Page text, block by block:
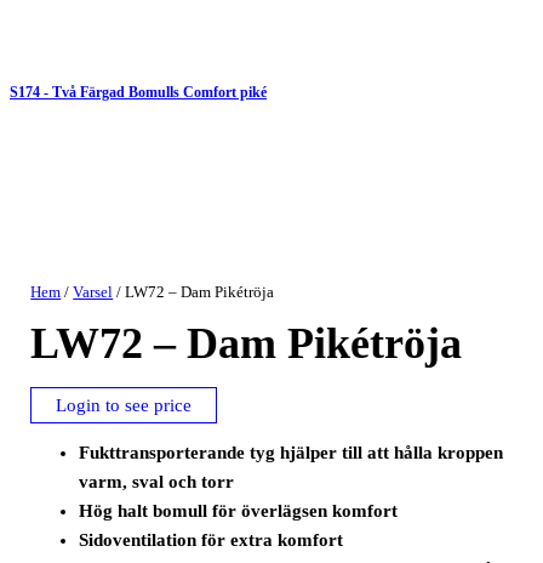
S174 - Två Färgad Bomulls Comfort piké
Hem /Varsel / LW72 – Dam Pikétröja
LW72 – Dam Pikétröja
Login to see price
Fukttransporterande tyg hjälper till att hålla kroppen
varm, sval och torr
Hög halt bomull för överlägsen komfort
Sidoventilation för extra komfort